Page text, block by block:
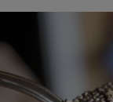
FOTO